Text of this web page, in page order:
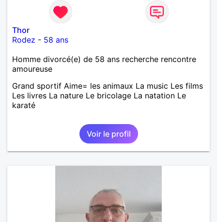
Thor
Rodez - 58 ans
Homme divorcé(e) de 58 ans recherche rencontre
amoureuse
Grand sportif Aime= les animaux La music Les films
Les livres La nature Le bricolage La natation Le
karaté
Voir le profil